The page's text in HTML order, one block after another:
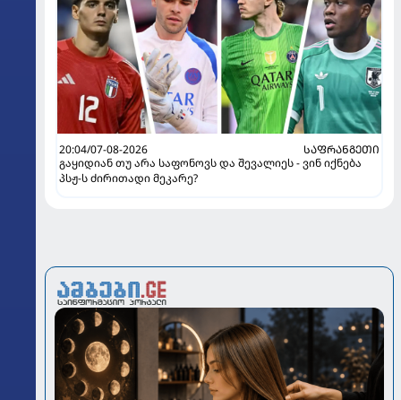
20:04/07-08-2026
ᲡᲐᲤᲠᲐᲜᲒᲔᲗᲘ
გაყიდიან თუ არა საფონოვს და შევალიეს - ვინ იქნება
პსჟ-ს ძირითადი მეკარე?